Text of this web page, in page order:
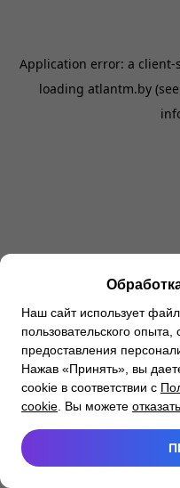
Application error: a client-
loading atlantm.by
Наш сайт использует
пользовательского опыта,
предоставления
Нажав «Принять», вы
cookie в соответствии с
cookie . Вы можете